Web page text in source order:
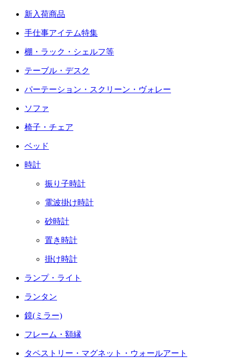
新入荷商品
手仕事アイテム特集
棚・ラック・シェルフ等
テーブル・デスク
パーテーション・スクリーン・ヴォレー
ソファ
椅子・チェア
ベッド
時計
振り子時計
電波掛け時計
砂時計
置き時計
掛け時計
ランプ・ライト
ランタン
鏡(ミラー)
フレーム・額縁
タペストリー・マグネット・ウォールアート